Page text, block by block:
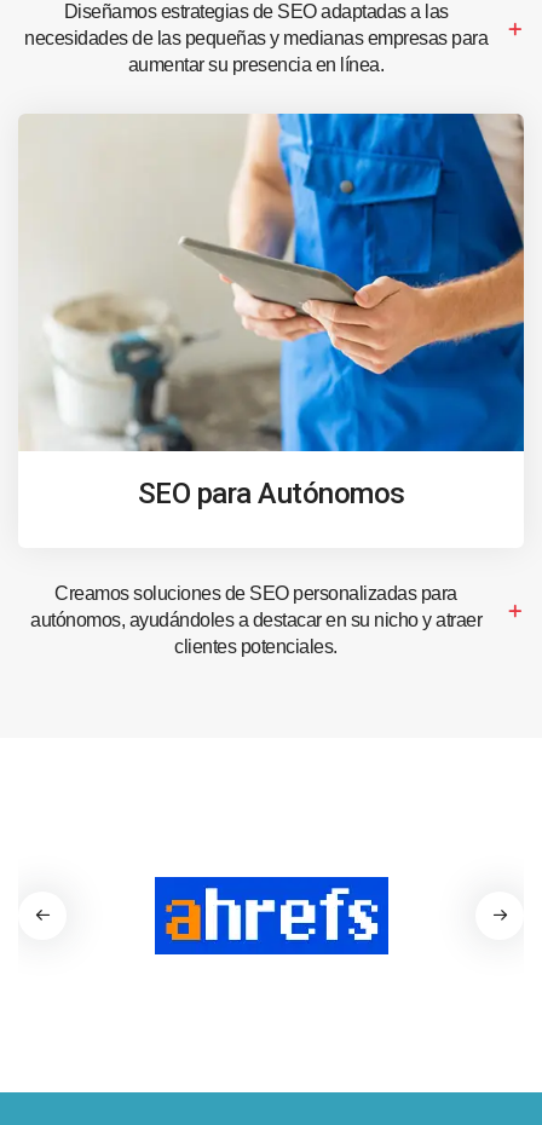
Diseñamos estrategias de SEO adaptadas a las
necesidades de las pequeñas y medianas empresas para
aumentar su presencia en línea.
SEO para Autónomos
Creamos soluciones de SEO personalizadas para
autónomos, ayudándoles a destacar en su nicho y atraer
clientes potenciales.